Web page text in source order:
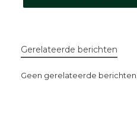
Gerelateerde berichten
Geen gerelateerde berichten.